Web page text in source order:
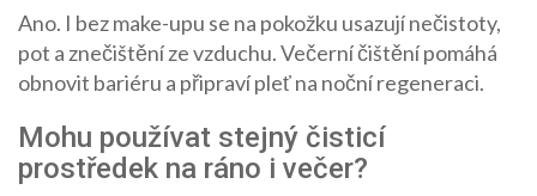
Ano. I bez make-upu se na pokožku usazují nečistoty,
pot a znečištění ze vzduchu. Večerní čištění pomáhá
obnovit bariéru a připraví pleť na noční regeneraci.
Mohu používat stejný čisticí
prostředek na ráno i večer?